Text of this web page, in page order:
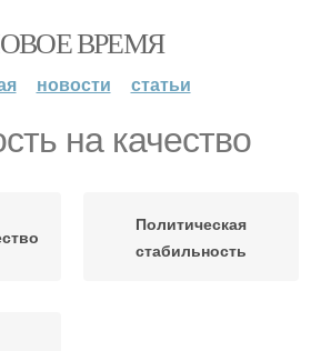
ВРЕМЯ
новости статьи
на качество
Политическая
стабильность